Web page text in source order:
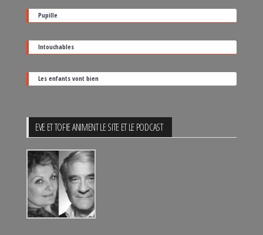
sortie
Pupille
Intouchables
Les enfants vont bien
EVE ET TOFIE ANIMENT LE SITE ET LE PODCAST